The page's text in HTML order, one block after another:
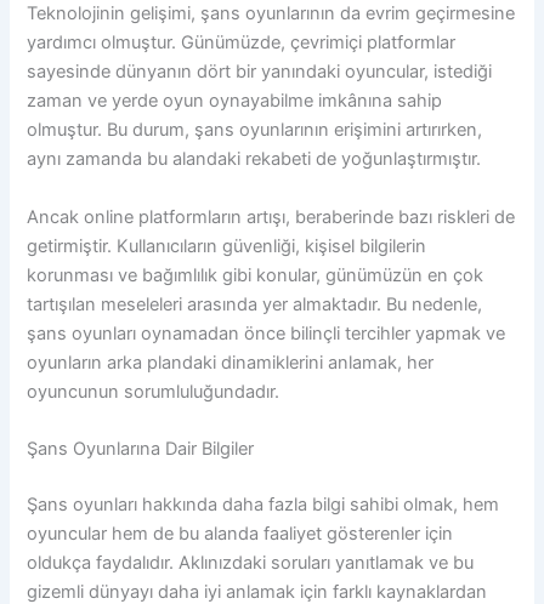
Teknolojinin gelişimi, şans oyunlarının da evrim geçirmesine
yardımcı olmuştur. Günümüzde, çevrimiçi platformlar
sayesinde dünyanın dört bir yanındaki oyuncular, istediği
zaman ve yerde oyun oynayabilme imkânına sahip
olmuştur. Bu durum, şans oyunlarının erişimini artırırken,
aynı zamanda bu alandaki rekabeti de yoğunlaştırmıştır.
Ancak online platformların artışı, beraberinde bazı riskleri de
getirmiştir. Kullanıcıların güvenliği, kişisel bilgilerin
korunması ve bağımlılık gibi konular, günümüzün en çok
tartışılan meseleleri arasında yer almaktadır. Bu nedenle,
şans oyunları oynamadan önce bilinçli tercihler yapmak ve
oyunların arka plandaki dinamiklerini anlamak, her
oyuncunun sorumluluğundadır.
Şans Oyunlarına Dair Bilgiler
Şans oyunları hakkında daha fazla bilgi sahibi olmak, hem
oyuncular hem de bu alanda faaliyet gösterenler için
oldukça faydalıdır. Aklınızdaki soruları yanıtlamak ve bu
gizemli dünyayı daha iyi anlamak için farklı kaynaklardan